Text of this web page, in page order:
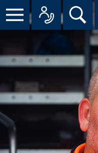
Menü Alle